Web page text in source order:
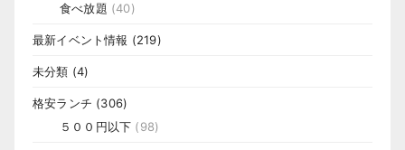
食べ放題 (40)
最新イベント情報 (219)
未分類 (4)
格安ランチ (306)
５００円以下 (98)